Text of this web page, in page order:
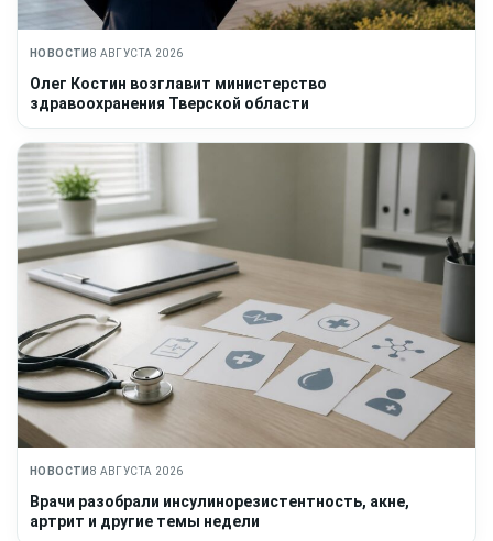
НОВОСТИ 8 АВГУСТА 2026
Олег Костин возглавит министерство
здравоохранения Тверской области
НОВОСТИ 8 АВГУСТА 2026
Врачи разобрали инсулинорезистентность, акне,
артрит и другие темы недели